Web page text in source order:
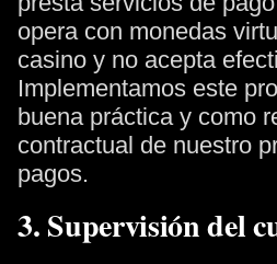
opera con monedas
casino y no acepta
Implementamos este
buena práctica y como
contractual de nuestro
pagos.
3. Supervisión del